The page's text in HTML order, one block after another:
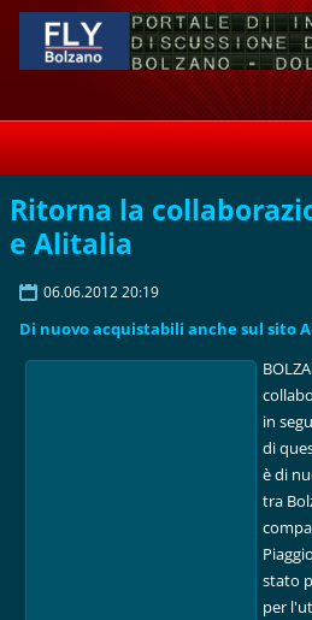
Ritorna la
e Alitalia
06.06.2012 20:19
Di nuovo acquistabili anche sul sito
in
di
è di
tra
stato
per